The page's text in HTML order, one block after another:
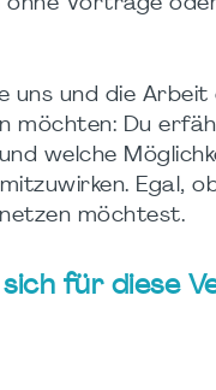
ohne Vorträge
uns und die Arbeit
möchten: Du
welche
Egal,
möchtest.
für diese